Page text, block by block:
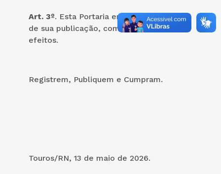
Art. 3º. Esta Portaria entra vigor na data
de sua publicação, com integralidade de
efeitos.
Registrem, Publiquem e Cumpram.
Touros/RN, 13 de maio de 2026.